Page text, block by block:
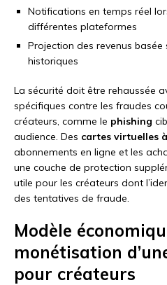
Notifications en temps réel
différentes plateformes
Projection des revenus
historiques
La sécurité doit être rehaussée
spécifiques contre les fraudes
créateurs, comme le phishing
audience. Des cartes virtuelles
abonnements en ligne et les
une couche de protection
utile pour les créateurs dont
des tentatives de fraude.
Modèle
monétisation
pour créateurs